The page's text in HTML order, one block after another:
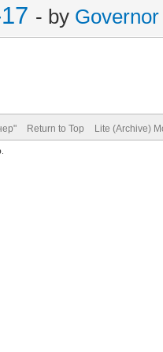
- by Governor
Return to Top Lite (Archive)